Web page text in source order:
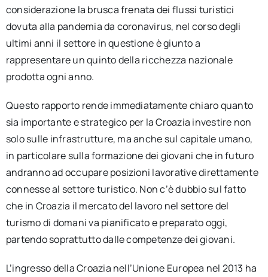
considerazione la brusca frenata dei flussi turistici
dovuta alla pandemia da coronavirus, nel corso degli
ultimi anni il settore in questione è giunto a
rappresentare un quinto della ricchezza nazionale
prodotta ogni anno.
Questo rapporto rende immediatamente chiaro quanto
sia importante e strategico per la Croazia investire non
solo sulle infrastrutture, ma anche sul capitale umano,
in particolare sulla formazione dei giovani che in futuro
andranno ad occupare posizioni lavorative direttamente
connesse al settore turistico. Non c’è dubbio sul fatto
che in Croazia il mercato del lavoro nel settore del
turismo di domani va pianificato e preparato oggi,
partendo soprattutto dalle competenze dei giovani.
L’ingresso della Croazia nell’Unione Europea nel 2013 ha